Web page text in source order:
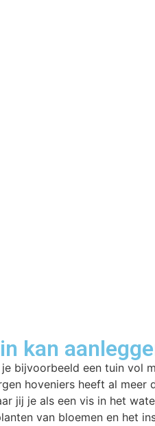
kan
bijvoorbeeld een tuin vol
hoveniers heeft al
jij je als een vis in het
van bloemen en het